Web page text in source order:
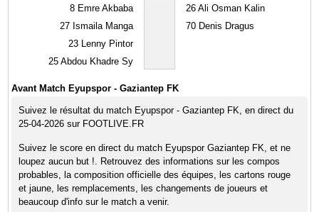
8 Emre Akbaba
27 Ismaila Manga
23 Lenny Pintor
25 Abdou Khadre Sy
26 Ali Osman Kalin
70 Denis Dragus
Avant Match Eyupspor - Gaziantep FK
Suivez le résultat du match Eyupspor - Gaziantep FK, en direct du
25-04-2026 sur FOOTLIVE.FR
Suivez le score en direct du match Eyupspor Gaziantep FK, et ne
loupez aucun but !. Retrouvez des informations sur les compos
probables, la composition officielle des équipes, les cartons rouge
et jaune, les remplacements, les changements de joueurs et
beaucoup d'info sur le match a venir.